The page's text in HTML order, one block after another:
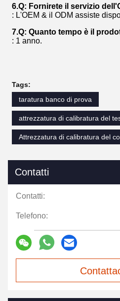
6.Q: Fornirete il servizio
: L'OEM & il ODM assiste
7.Q: Quanto tempo è il
: 1 anno.
Tags:
taratura banco di prova
attrezzatura di calibratura del
Attrezzatura di calibratura del
Contatti
Contatti:
Telefono: